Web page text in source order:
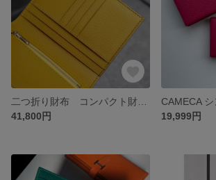
41,800円
19,999円